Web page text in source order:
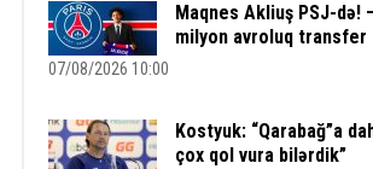
Maqnes Akliuş PSJ-də!
milyon avroluq transfer
07/08/2026 10:00
Kostyuk: “Qarabağ”a
çox qol vura bilərdik”